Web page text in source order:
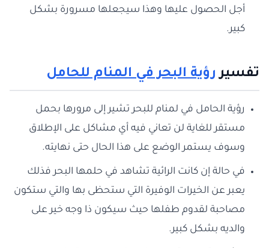
أجل الحصول عليها وهذا سيجعلها مسرورة بشكل
كبير.
تفسير رؤية البحر في المنام للحامل
رؤية الحامل في لمنام للبحر تشير إلى مرورها بحمل
مستقر للغاية لن تعاني فيه أي مشاكل على الإطلاق
وسوف يستمر الوضع على هذا الحال حتى نهايته.
في حالة إن كانت الرائية تشاهد في حلمها البحر فذلك
يعبر عن الخيرات الوفيرة التي ستحظى بها والتي ستكون
مصاحبة لقدوم طفلها حيث سيكون ذا وجه خير على
والديه بشكل كبير.